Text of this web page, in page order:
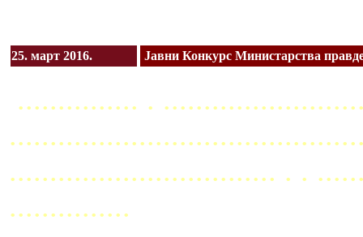
25. март 2016. Јавни Конкурс Министарства
............... .
................................. . .
...............